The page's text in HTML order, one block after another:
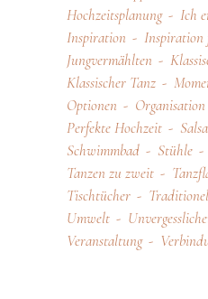
Hochzeitsplanung
Ich
Inspiration
Inspiration
Jungvermählten
Klassischer Tanz
Optionen
Perfekte Hochzeit
Schwimmbad
Stühle
Tanzen zu zweit
Tischtücher
Umwelt
Veranstaltung